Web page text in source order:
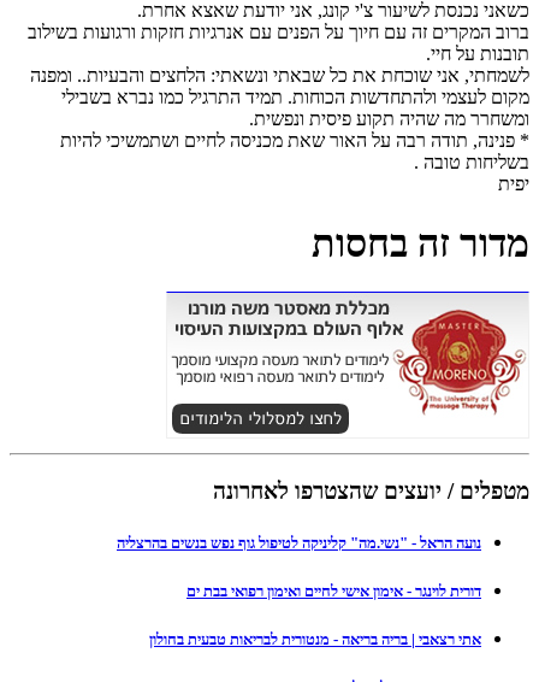
כשאני נכנסת לשיעור צ'י קונג, אני יודעת שאצא אחרת.
ברוב המקרים זה עם חיוך על הפנים עם אנרגיות חזקות ורגועות בשילוב
תובנות על חיי.
לשמחתי, אני שוכחת את כל שבאתי ונשאתי: הלחצים והבעיות.. ומפנה
מקום לעצמי ולהתחדשות הכוחות. תמיד התרגיל כמו נברא בשבילי
ומשחרר מה שהיה תקוע פיסית ונפשית.
* פנינה, תודה רבה על האור שאת מכניסה לחיים ושתמשיכי להיות
בשליחות טובה .
יפית
מדור זה בחסות
מטפלים / יועצים שהצטרפו לאחרונה
נועה הראל - "נשי.מה" קליניקה לטיפול גוף נפש בנשים בהרצליה
דורית לוינגר - אימון אישי לחיים ואימון רפואי בבת ים
אתי רצאבי | בריה בריאה - מנטורית לבריאות טבעית בחולון